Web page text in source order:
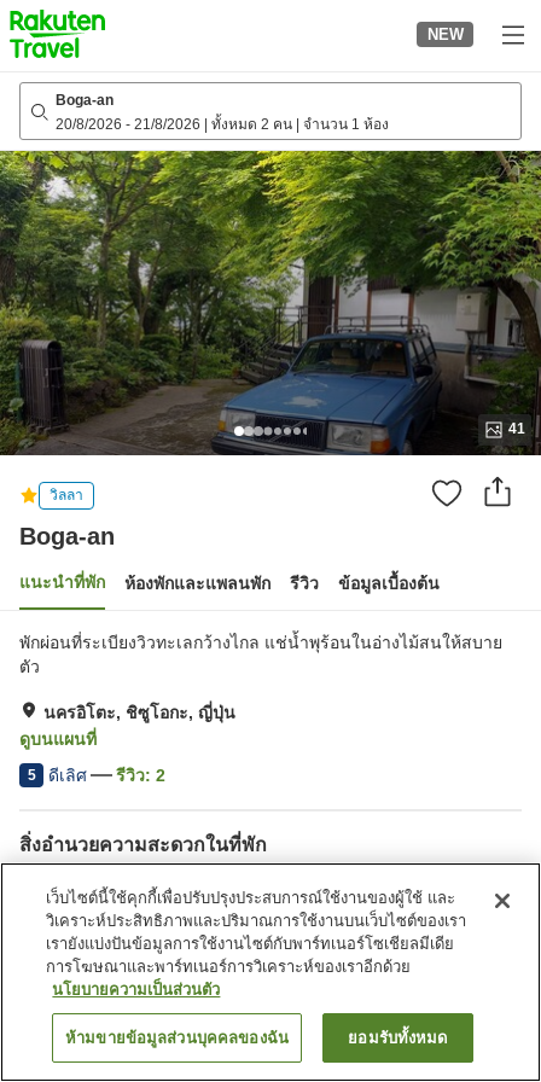
to
top
page
NEW
Boga-an
20/8/2026 - 21/8/2026 ทั้งหมด 2 คน จำนวน 1 ห้อง
41
วิลลา
Boga-an
แนะนำที่พัก ห้องพักและแพลนพัก รีวิว ข้อมูลเบื้องต้น
พักผ่อนที่ระเบียงวิวทะเลกว้างไกล แช่น้ำพุร้อนในอ่างไม้สนให้สบาย
ตัว
นครอิโตะ, ชิซูโอกะ, ญี่ปุ่น
ดูบนแผนที่
5 ดีเลิศ รีวิว: 2
สิ่งอำนวยความสะดวกในที่พัก
เลี้ยง
ห้องอาบน้ำใหญ่ (มีบ่อน้ำพุ
ร้อน)
หน้าแรก ญี่ปุ่น ชิซูโอกะ นครอิโตะ Boga-an
ค้นหาห้องพัก
เว็บไซต์นี้ใช้คุกกี้เพื่อปรับปรุงประสบการณ์ใช้งานของผู้ใช้ และ
วิเคราะห์ประสิทธิภาพและปริมาณการใช้งานบนเว็บไซต์ของเรา
เรายังแบ่งปันข้อมูลการใช้งานไซต์กับพาร์ทเนอร์โซเชียลมีเดีย
การโฆษณาและพาร์ทเนอร์การวิเคราะห์ของเราอีกด้วย
นโยบายความเป็นส่วนตัว
ห้ามขายข้อมูลส่วนบุคคลของฉัน ยอมรับทั้งหมด